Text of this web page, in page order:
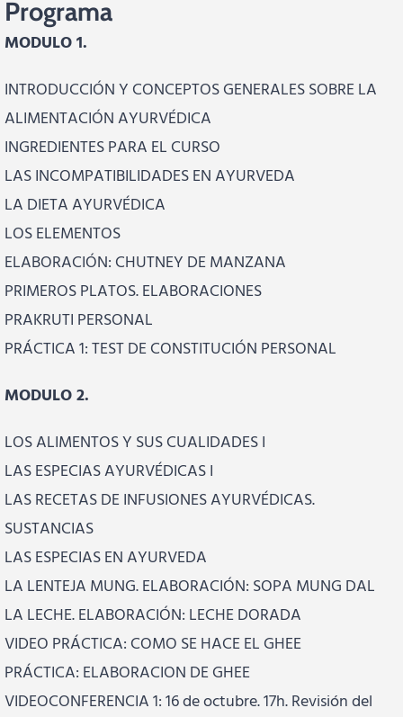
Programa
MODULO 1.
INTRODUCCIÓN Y CONCEPTOS GENERALES SOBRE LA
ALIMENTACIÓN AYURVÉDICA
INGREDIENTES PARA EL CURSO
LAS INCOMPATIBILIDADES EN AYURVEDA
LA DIETA AYURVÉDICA
LOS ELEMENTOS
ELABORACIÓN: CHUTNEY DE MANZANA
PRIMEROS PLATOS. ELABORACIONES
PRAKRUTI PERSONAL
PRÁCTICA 1: TEST DE CONSTITUCIÓN PERSONAL
MODULO 2.
LOS ALIMENTOS Y SUS CUALIDADES I
LAS ESPECIAS AYURVÉDICAS I
LAS RECETAS DE INFUSIONES AYURVÉDICAS.
SUSTANCIAS
LAS ESPECIAS EN AYURVEDA
LA LENTEJA MUNG. ELABORACIÓN: SOPA MUNG DAL
LA LECHE. ELABORACIÓN: LECHE DORADA
VIDEO PRÁCTICA: COMO SE HACE EL GHEE
PRÁCTICA: ELABORACION DE GHEE
VIDEOCONFERENCIA 1: 16 de octubre. 17h. Revisión del